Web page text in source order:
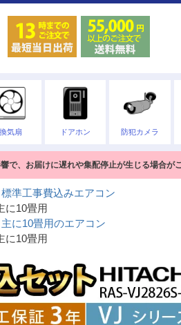
換気扇 ドアホン 防犯カメラ
で、お届けに遅れや集配停止が生じる場合が
標準工事費込みエアコン
に10畳用
主に10畳用のエアコン
に10畳用